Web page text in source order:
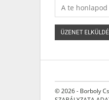
© 2026 - Borboly